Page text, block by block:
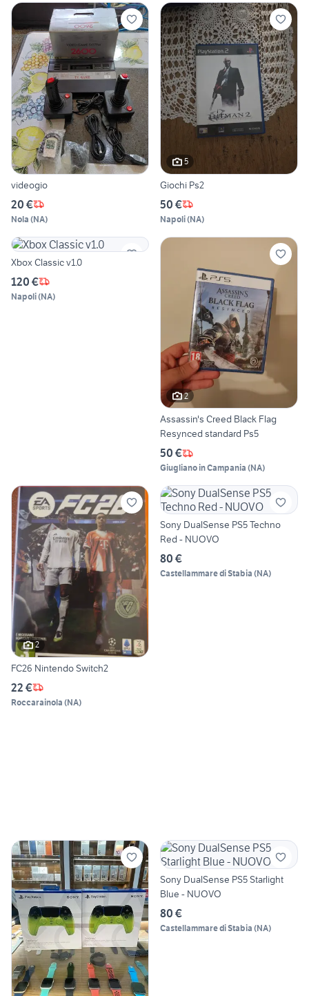
videogio
20 €
Nola (NA)
5
Giochi Ps2
50 €
Napoli(NA)
Xbox Classic v1.0
120 €
Napoli(NA)
2
Assassin's Creed Black Flag
Resynced standard Ps5
50 €
Giugliano in Campania (NA)
2
FC26 Nintendo Switch2
22 €
Roccarainola (NA)
Sony DualSense PS5 Techno
Red - NUOVO
80 €
Castellammare di Stabia (NA)
Sony DualSense PS5 Starlight
Blue - NUOVO
80 €
Castellammare di Stabia (NA)